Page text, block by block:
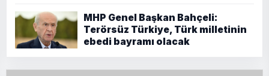
MHP Genel Başkan Bahçeli:
Terörsüz Türkiye, Türk milletinin
ebedi bayramı olacak